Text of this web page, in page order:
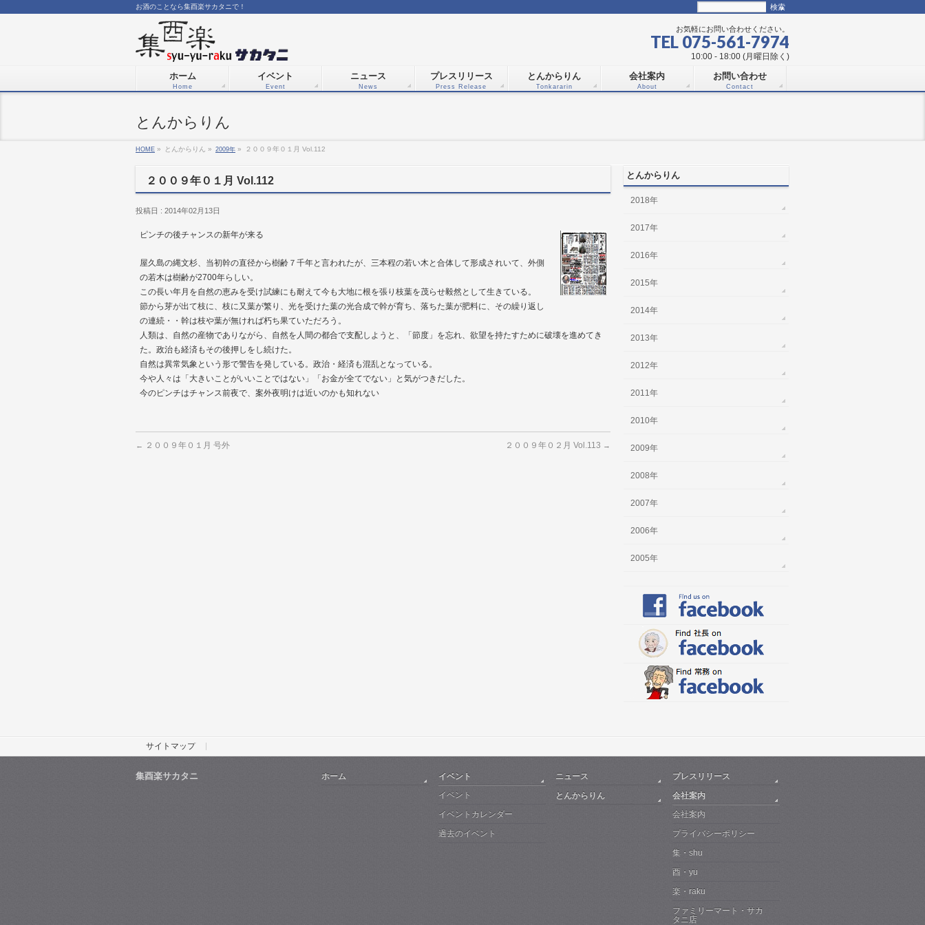
お酒のことなら集酉楽サカタニで！
お気軽にお問い合わせください。
TEL 075-561-7974
10:00 - 18:00 (月曜日除く)
ホーム
Home
イベント
Event
ニュース
News
プレスリリース
Press Release
とんからりん
Tonkararin
会社案内
About
お問い合わせ
Contact
とんからりん
HOME » とんからりん » 2009年 » ２００９年０１月 Vol.112
２００９年０１月 Vol.112
投稿日 : 2014年02月13日
ピンチの後チャンスの新年が来る
屋久島の縄文杉、当初幹の直径から樹齢７千年と言われたが、三本程の若い木と合体して形成されいて、外側
の若木は樹齢が2700年らしい。
この長い年月を自然の恵みを受け試練にも耐えて今も大地に根を張り枝葉を茂らせ毅然として生きている。
節から芽が出て枝に、枝に又葉が繁り、光を受けた葉の光合成で幹が育ち、落ちた葉が肥料に、その繰り返し
の連続・・幹は枝や葉が無ければ朽ち果ていただろう。
人類は、自然の産物でありながら、自然を人間の都合で支配しようと、「節度」を忘れ、欲望を持たすために破壊を進めてき
た。政治も経済もその後押しをし続けた。
自然は異常気象という形で警告を発している。政治・経済も混乱となっている。
今や人々は「大きいことがいいことではない」「お金が全てでない」と気がつきだした。
今のピンチはチャンス前夜で、案外夜明けは近いのかも知れない
← ２００９年０１月 号外 ２００９年０２月 Vol.113 →
とんからりん
2018年
2017年
2016年
2015年
2014年
2013年
2012年
2011年
2010年
2009年
2008年
2007年
2006年
2005年
サイトマップ
集酉楽サカタニ ホーム イベント
イベント
イベントカレンダー
過去のイベント
ニュース プレスリリース
とんからりん 会社案内
会社案内
プライバシーポリシー
集・shu
酉・yu
楽・raku
ファミリーマート・サカ
タニ店